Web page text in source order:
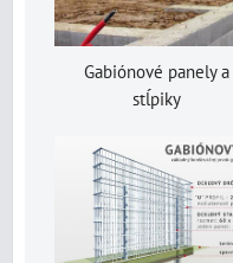
Gabiónové panely a
stĺpiky